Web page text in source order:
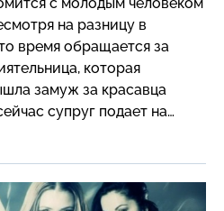
на разницу в
время обращается за
которая
замуж за красавца
супруг подает на
контракту ему